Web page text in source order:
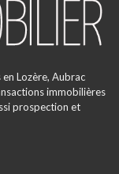
Lozère, Aubrac
immobilières
prospection et